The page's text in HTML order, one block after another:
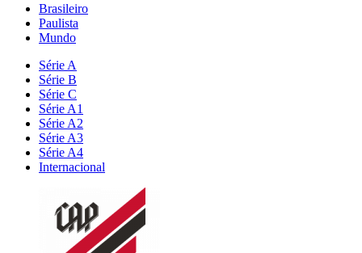
Brasileiro
Paulista
Mundo
Série A
Série B
Série C
Série A1
Série A2
Série A3
Série A4
Internacional